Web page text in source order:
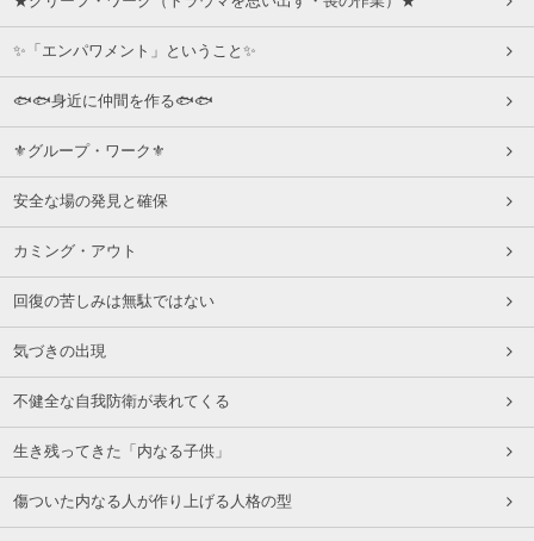
✨「エンパワメント」ということ✨
🐟🐟身近に仲間を作る🐟🐟
⚜グループ・ワーク⚜
安全な場の発見と確保
カミング・アウト
回復の苦しみは無駄ではない
気づきの出現
不健全な自我防衛が表れてくる
生き残ってきた「内なる子供」
傷ついた内なる人が作り上げる人格の型